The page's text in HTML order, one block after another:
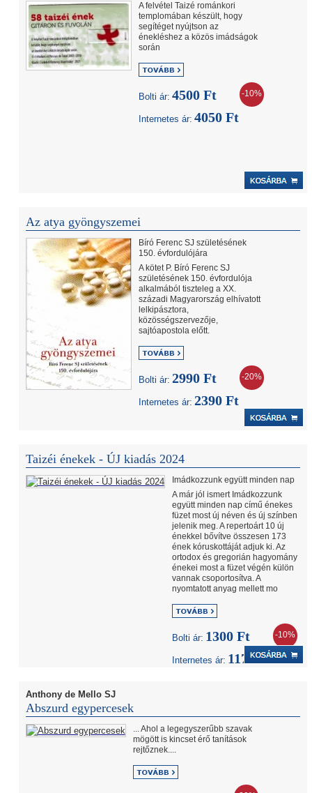
A felvétel Taizé románkori
templomában készült, hogy
segítéget nyújtson az
énekléshez a közös imádságok
során
Bolti ár: 4500 Ft -10%
Internetes ár: 4050 Ft
Az atya gyöngyszemei
Bíró Ferenc SJ születésének
150. évfordulójára
A kötet P. Bíró Ferenc SJ
születésének 150. évfordulója
alkalmából tiszteleg a XX.
századi Magyarország elhívatott
lelkipásztora,
közösségszervezője,
sajtóapostola előtt.
Bolti ár: 2990 Ft -20%
Internetes ár: 2390 Ft
Taizéi énekek - ÚJ kiadás 2024
Imádkozzunk együtt minden nap
A már jól ismert Imádkozzunk
együtt minden nap című énekes
füzet most új néven és új színben
jelenik meg. A repertoárt 10 új
énekkel bővítve összesen 173
ének kóruskottáját adjuk ki. Az
ortodox és gregorián hagyomány
énekei most a füzet végén külön
vannak csoportosítva. A
nyomtatott anyag mellett mo
Bolti ár: 1300 Ft -10%
Internetes ár: 1170 Ft
Anthony de Mello SJ
Abszurd egypercesek
... Ahol a legegyszerűbb szavak
mögött is kincset érő tanítások
rejtőznek....